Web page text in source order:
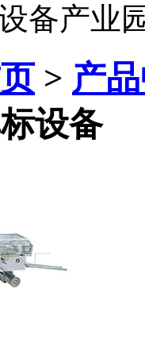
备产业
> 产
设备